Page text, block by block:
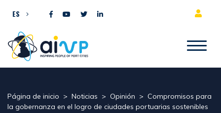
ES
Página de inicio > Noticias > Opinión > Compromisos para
la gobernanza en el logro de ciudades portuarias sostenibles